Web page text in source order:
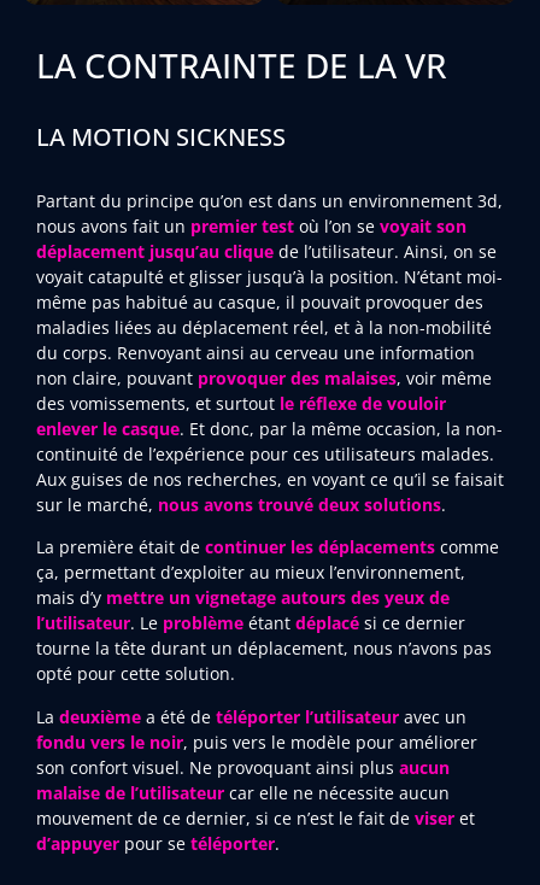
LA CONTRAINTE DE LA VR
LA MOTION SICKNESS
Partant du principe qu’on est dans un environnement 3d,
nous avons fait un premier test où l’on se voyait son
déplacement jusqu’au clique de l’utilisateur. Ainsi, on se
voyait catapulté et glisser jusqu’à la position. N’étant moi-
même pas habitué au casque, il pouvait provoquer des
maladies liées au déplacement réel, et à la non-mobilité
du corps. Renvoyant ainsi au cerveau une information
non claire, pouvant provoquer des malaises, voir même
des vomissements, et surtout le réflexe de vouloir
enlever le casque. Et donc, par la même occasion, la non-
continuité de l’expérience pour ces utilisateurs malades.
Aux guises de nos recherches, en voyant ce qu’il se faisait
sur le marché, nous avons trouvé deux solutions.
La première était de continuer les déplacements comme
ça, permettant d’exploiter au mieux l’environnement,
mais d’y mettre un vignetage autours des yeux de
l’utilisateur. Le problème étant déplacé si ce dernier
tourne la tête durant un déplacement, nous n’avons pas
opté pour cette solution.
La deuxième a été de téléporter l’utilisateur avec un
fondu vers le noir, puis vers le modèle pour améliorer
son confort visuel. Ne provoquant ainsi plus aucun
malaise de l’utilisateur car elle ne nécessite aucun
mouvement de ce dernier, si ce n’est le fait de viser et
d’appuyer pour se téléporter.